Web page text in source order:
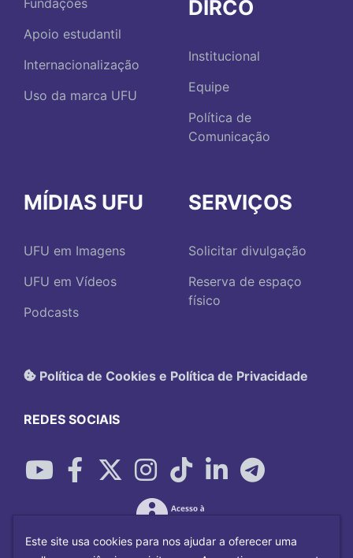
Fundações
Apoio estudantil
Internacionalização
Uso da marca UFU
DIRCO
Institucional
Equipe
Política de
Comunicação
MÍDIAS UFU
UFU em Imagens
UFU em Vídeos
Podcasts
SERVIÇOS
Solicitar divulgação
Reserva de espaço
físico
Política de Cookies e Política de Privacidade
REDES SOCIAIS
Este site usa cookies para nos ajudar a oferecer uma